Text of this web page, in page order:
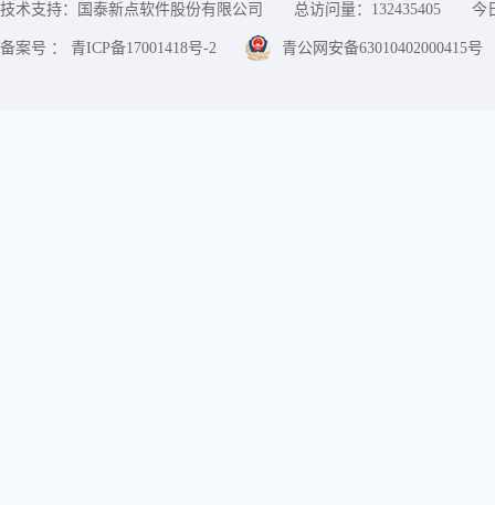
技术支持：国泰新点软件股份有限公司 总访问量： 132435405 今
备案号 ： 青ICP备17001418号-2 青公网安备63010402000415号